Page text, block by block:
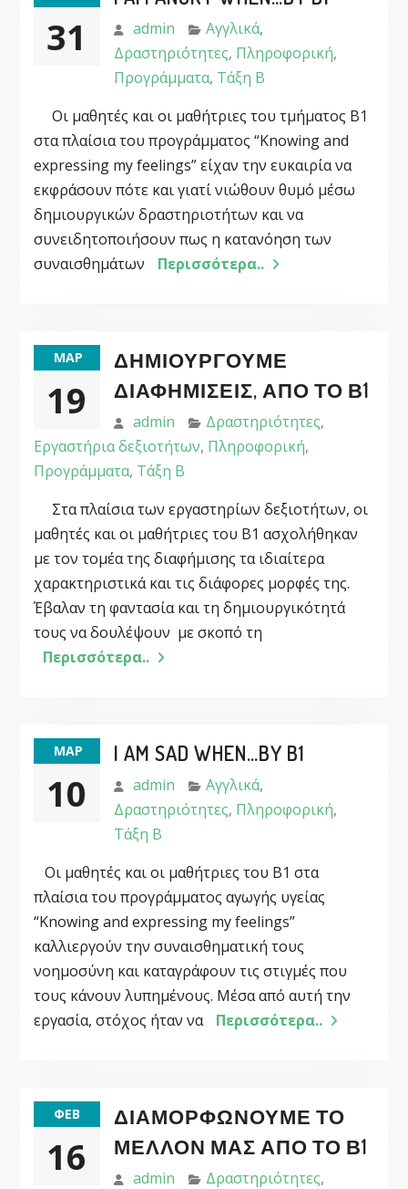
31 admin Αγγλικά,
Δραστηριότητες, Πληροφορική,
Προγράμματα, Τάξη Β
Οι μαθητές και οι μαθήτριες του τμήματος Β1
στα πλαίσια του προγράμματος “Knowing and
expressing my feelings” είχαν την ευκαιρία να
εκφράσουν πότε και γιατί νιώθουν θυμό μέσω
δημιουργικών δραστηριοτήτων και να
συνειδητοποιήσουν πως η κατανόηση των
συναισθημάτων
Περισσότερα..
ΜΑΡ
19
ΔΗΜΙΟΥΡΓΟΎΜΕ
ΔΙΑΦΗΜΊΣΕΙΣ, ΑΠΌ ΤΟ Β1
admin Δραστηριότητες,
Εργαστήρια δεξιοτήτων, Πληροφορική,
Προγράμματα, Τάξη Β
Στα πλαίσια των εργαστηρίων δεξιοτήτων, οι
μαθητές και οι μαθήτριες του Β1 ασχολήθηκαν
με τον τομέα της διαφήμισης τα ιδιαίτερα
χαρακτηριστικά και τις διάφορες μορφές της.
Έβαλαν τη φαντασία και τη δημιουργικότητά
τους να δουλέψουν με σκοπό τη
Περισσότερα..
ΜΑΡ
10
I AM SAD WHEN…BY B1
admin Αγγλικά,
Δραστηριότητες, Πληροφορική,
Τάξη Β
Οι μαθητές και οι μαθήτριες του Β1 στα
πλαίσια του προγράμματος αγωγής υγείας
“Knowing and expressing my feelings”
καλλιεργούν την συναισθηματική τους
νοημοσύνη και καταγράφουν τις στιγμές που
τους κάνουν λυπημένους. Μέσα από αυτή την
εργασία, στόχος ήταν να
Περισσότερα..
ΦΕΒ
16
ΔΙΑΜΟΡΦΏΝΟΥΜΕ ΤΟ
ΜΈΛΛΟΝ ΜΑΣ ΑΠΌ ΤΟ Β1
admin Δραστηριότητες,